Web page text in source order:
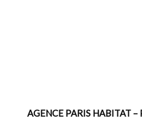
AGENCE PARIS HABITAT –